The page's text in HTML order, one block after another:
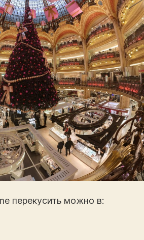
перекусить можно в: